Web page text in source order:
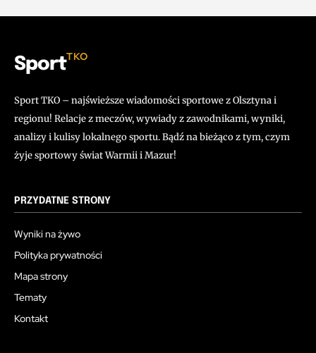
SportTKO
Sport TKO – najświeższe wiadomości sportowe z Olsztyna i
regionu! Relacje z meczów, wywiady z zawodnikami, wyniki,
analizy i kulisy lokalnego sportu. Bądź na bieżąco z tym, czym
żyje sportowy świat Warmii i Mazur!
PRZYDATNE STRONY
Wyniki na żywo
Polityka prywatności
Mapa strony
Tematy
Kontakt